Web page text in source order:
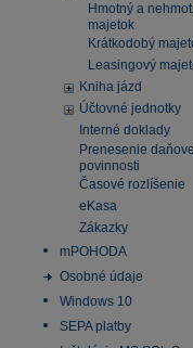
Hmotný a
majetok
Krátkodobý
Leasingový
Kniha jázd
Účtovné jednotky
Interné doklady
Prenesenie
povinnosti
Časové rozlíšenie
eKasa
Zákazky
mPOHODA
Osobné údaje
Windows 10
SEPA platby